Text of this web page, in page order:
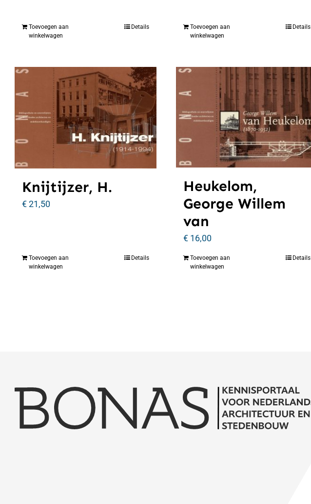
Toevoegen aan
winkelwagen
Details
Toevoegen aan
winkelwagen
Details
Knijtijzer, H.
€21,50
Toevoegen aan
winkelwagen
Details
Heukelom,
George Willem
van
€ 16,00
Toevoegen aan
winkelwagen
Details